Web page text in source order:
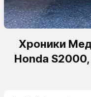
Хроники
Honda